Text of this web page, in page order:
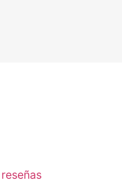
reseñas